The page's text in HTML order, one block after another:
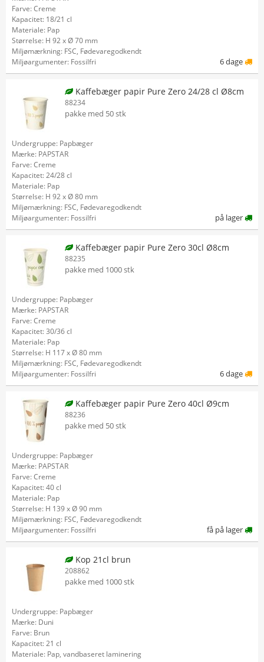
Farve: Creme
Kapacitet: 18/21 cl
Materiale: Pap
Størrelse: H 92 x Ø 70 mm
Miljømærkning: FSC, Fødevaregodkendt
Miljøargumenter: Fossilfri
6 dage
Kaffebæger papir Pure Zero 24/28 cl Ø8cm
88234
pakke med 50 stk
Undergruppe: Papbæger
Mærke: PAPSTAR
Farve: Creme
Kapacitet: 24/28 cl
Materiale: Pap
Størrelse: H 92 x Ø 80 mm
Miljømærkning: FSC, Fødevaregodkendt
Miljøargumenter: Fossilfri
på lager
Kaffebæger papir Pure Zero 30cl Ø8cm
88235
pakke med 1000 stk
Undergruppe: Papbæger
Mærke: PAPSTAR
Farve: Creme
Kapacitet: 30/36 cl
Materiale: Pap
Størrelse: H 117 x Ø 80 mm
Miljømærkning: FSC, Fødevaregodkendt
Miljøargumenter: Fossilfri
6 dage
Kaffebæger papir Pure Zero 40cl Ø9cm
88236
pakke med 50 stk
Undergruppe: Papbæger
Mærke: PAPSTAR
Farve: Creme
Kapacitet: 40 cl
Materiale: Pap
Størrelse: H 139 x Ø 90 mm
Miljømærkning: FSC, Fødevaregodkendt
Miljøargumenter: Fossilfri
få på lager
Kop 21cl brun
208862
pakke med 1000 stk
Undergruppe: Papbæger
Mærke: Duni
Farve: Brun
Kapacitet: 21 cl
Materiale: Pap, vandbaseret laminering